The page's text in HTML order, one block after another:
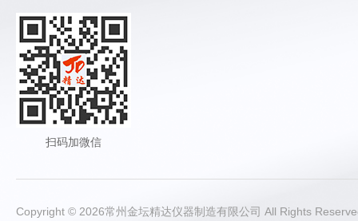
扫码加微信
Copyright © 2026常州金坛精达仪器制造有限公司 All Rights